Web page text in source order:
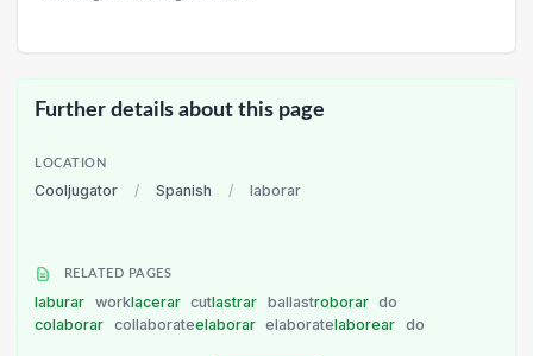
Further details about this page
LOCATION
Cooljugator / Spanish / laborar
RELATED PAGES
laburar worklacerar cutlastrar ballastroborar do
colaborar collaborateelaborar elaboratelaborear do